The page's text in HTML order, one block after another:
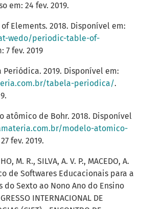
em: 24 fev. 2019.
Elements. 2018. Disponível em:
wedo/periodic-table-of-
7 fev. 2019
Periódica. 2019. Disponível em:
tabela-periodica/.
atômico de Bohr. 2018. Disponível
modelo-atomico-
fev. 2019.
M. R., SILVA, A. V. P., MACEDO, A.
de Softwares Educacionais para a
Sexto ao Nono Ano do Ensino
INTERNACIONAL DE